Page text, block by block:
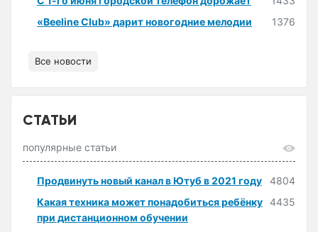
«Beeline Club» дарит новогодние мелодии
1376
Все новости
СТАТЬИ
популярные статьи
Продвинуть новый канал в Ютуб в 2021 году
4804
Какая техника может понадобиться ребёнку
при дистанционном обучении
4435